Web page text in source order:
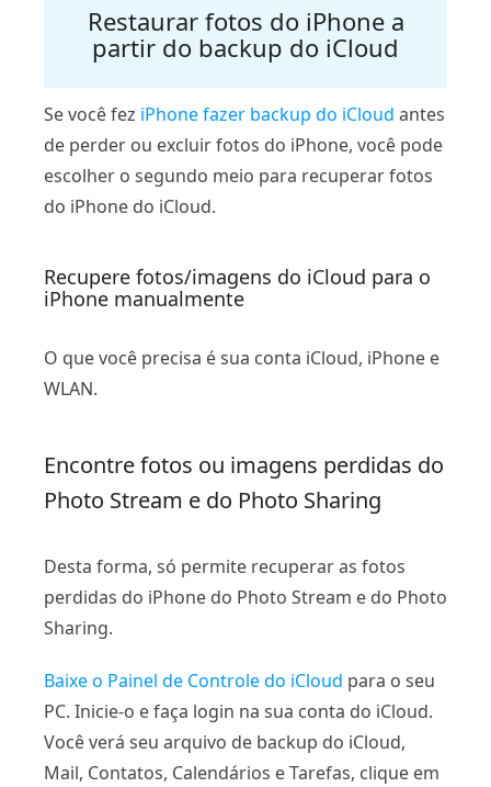
Restaurar fotos do iPhone a
partir do backup do iCloud
Se você fez iPhone fazer backup do iCloud antes
de perder ou excluir fotos do iPhone, você pode
escolher o segundo meio para recuperar fotos
do iPhone do iCloud.
Recupere fotos/imagens do iCloud para o
iPhone manualmente
O que você precisa é sua conta iCloud, iPhone e
WLAN.
Encontre fotos ou imagens perdidas do
Photo Stream e do Photo Sharing
Desta forma, só permite recuperar as fotos
perdidas do iPhone do Photo Stream e do Photo
Sharing.
Baixe o Painel de Controle do iCloud para o seu
PC. Inicie-o e faça login na sua conta do iCloud.
Você verá seu arquivo de backup do iCloud,
Mail, Contatos, Calendários e Tarefas, clique em